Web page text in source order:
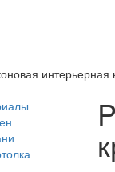
интерьерная